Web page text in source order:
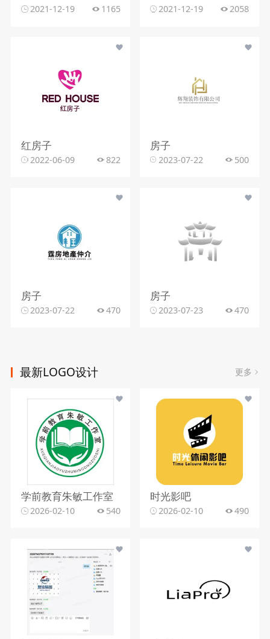
2021-12-19 1165 2021-12-19 2058
红房子
2022-06-09 822
房子
2023-07-22 500
房子
2023-07-22 470
房子
2023-07-23 470
最新LOGO设计 更多
学前教育朱敏工作室
2026-02-10 540
时光影吧
2026-02-10 490